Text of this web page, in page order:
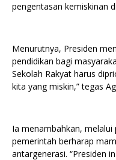
pengentasan kemiskinan
Menurutnya, Presiden
pendidikan bagi
Sekolah Rakyat harus
kita yang miskin,” tegas
Ia menambahkan,
pemerintah berharap
antargenerasi. “Presiden